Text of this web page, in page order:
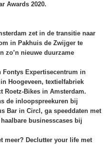
Awards 2020.
zet in de transitie naar
in Pakhuis de Zwijger te
zo’n nieuwe duurzame
Fontys Expertisecentrum in
Hoogeveen, textielfabriek
Roetz-Bikes in Amsterdam.
de inloopspreekuren bij
Bar in Circl, ga speeddaten met
businesscases bij
meer? Declutter your life met